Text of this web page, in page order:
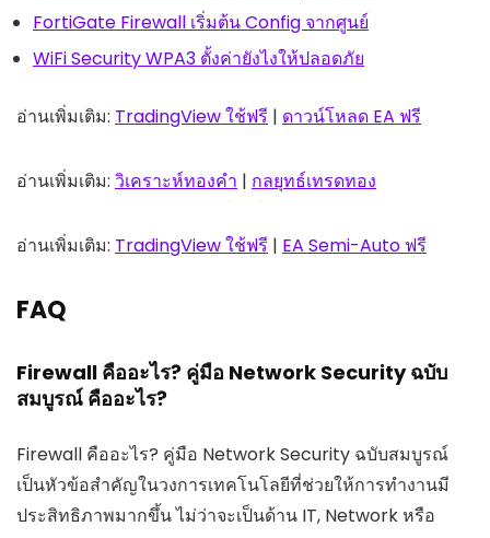
FortiGate Firewall เริ่มต้น Config จากศูนย์
WiFi Security WPA3 ตั้งค่ายังไงให้ปลอดภัย
อ่านเพิ่มเติม: TradingView ใช้ฟรี | ดาวน์โหลด EA ฟรี
อ่านเพิ่มเติม: วิเคราะห์ทองคำ | กลยุทธ์เทรดทอง
อ่านเพิ่มเติม: TradingView ใช้ฟรี | EA Semi-Auto ฟรี
FAQ
Firewall คืออะไร? คู่มือ Network Security ฉบับ
สมบูรณ์ คืออะไร?
Firewall คืออะไร? คู่มือ Network Security ฉบับสมบูรณ์
เป็นหัวข้อสำคัญในวงการเทคโนโลยีที่ช่วยให้การทำงานมี
ประสิทธิภาพมากขึ้น ไม่ว่าจะเป็นด้าน IT, Network หรือ